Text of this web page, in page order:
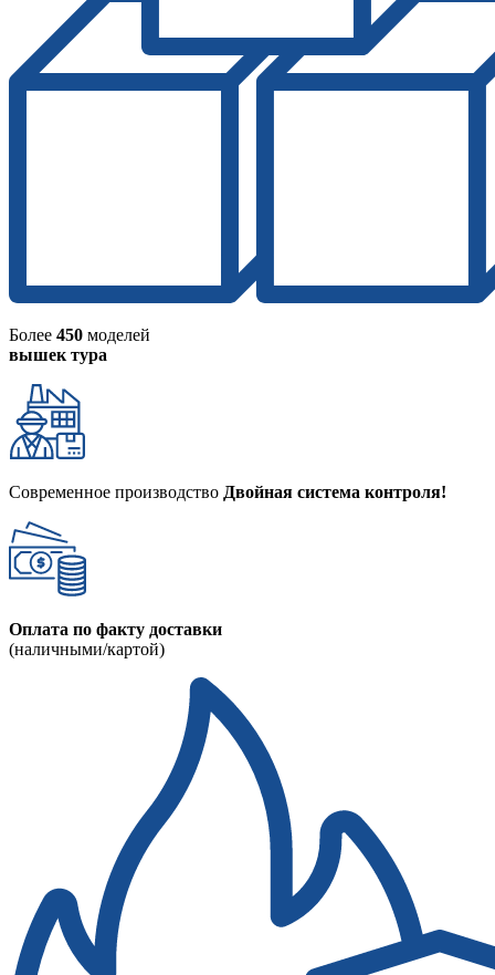
Более 450 моделей
вышек тура
Современное производство Двойная система контроля!
Оплата по факту доставки
(наличными/картой)